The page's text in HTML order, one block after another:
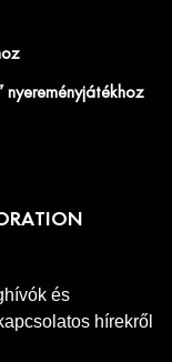
nyereményjátékhoz
és
hírekről